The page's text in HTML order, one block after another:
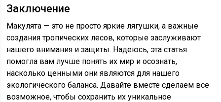
Заключение
Макулята — это не просто яркие лягушки, а важные
создания тропических лесов, которые заслуживают
нашего внимания и защиты. Надеюсь, эта статья
помогла вам лучше понять их мир и осознать,
насколько ценными они являются для нашего
экологического баланса. Давайте вместе сделаем все
возможное, чтобы сохранить их уникальное